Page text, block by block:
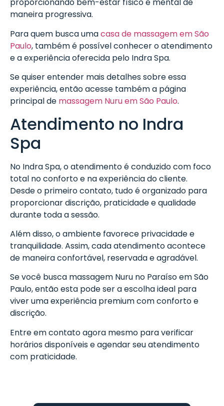
proporcionando bem-estar físico e mental de
maneira progressiva.
Para quem busca umacasa de massagem em São
Paulo, também é possível conhecer o atendimento
e a experiência oferecida pelo Indra Spa.
Se quiser entender mais detalhes sobre essa
experiência, então acesse também a página
principal de massagem Nuru em São Paulo.
Atendimento no Indra
Spa
No Indra Spa, o atendimento é conduzido com foco
total no conforto e na experiência do cliente.
Desde o primeiro contato, tudo é organizado para
proporcionar discrição, praticidade e qualidade
durante toda a sessão.
Além disso, o ambiente favorece privacidade e
tranquilidade. Assim, cada atendimento acontece
de maneira confortável, reservada e agradável.
Se você busca massagem Nuru no Paraíso em São
Paulo, então esta pode ser a escolha ideal para
viver uma experiência premium com conforto e
discrição.
Entre em contato agora mesmo para verificar
horários disponíveis e agendar seu atendimento
com praticidade.